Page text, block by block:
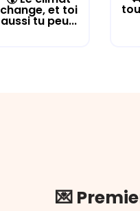
change, et toi
aussi tu peu...
💌